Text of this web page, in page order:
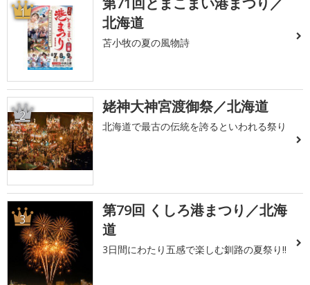
1
北海道
苫小牧の夏の風物詩
2 姥神大神宮渡御祭／北海道
北海道で最古の伝統を誇るといわれる祭り
3
第79回 くしろ港まつり／北海
道
3日間にわたり五感で楽しむ釧路の夏祭り!!